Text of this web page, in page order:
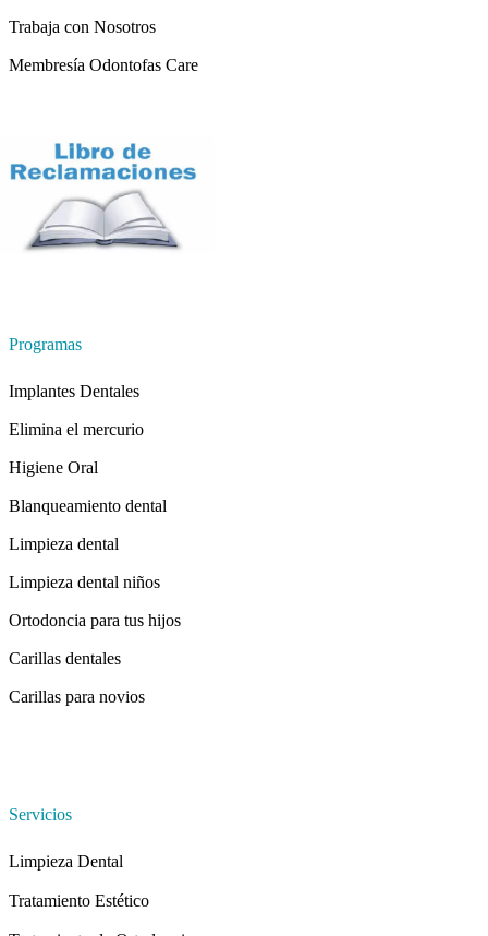
Trabaja con Nosotros
Membresía Odontofas Care
Programas
Implantes Dentales
Elimina el mercurio
Higiene Oral
Blanqueamiento dental
Limpieza dental
Limpieza dental niños
Ortodoncia para tus hijos
Carillas dentales
Carillas para novios
Servicios
Limpieza Dental
Tratamiento Estético